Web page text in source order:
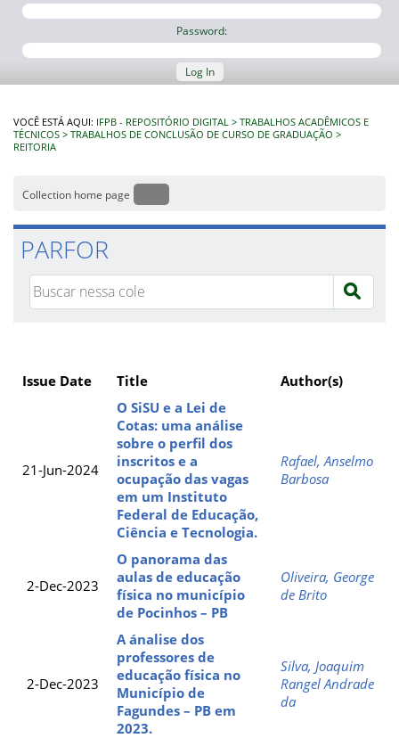
Password:
Log In
VOCÊ ESTÁ AQUI: IFPB - REPOSITÓRIO DIGITAL
TRABALHOS ACADÊMICOS E
TÉCNICOS
TRABALHOS DE CONCLUSÃO DE CURSO DE GRADUAÇÃO
REITORIA
Collection home page
PARFOR
Issue Date Title Author(s)
21-Jun-2024
O SiSU e a Lei de
Cotas: uma análise
sobre o perfil dos
inscritos e a
ocupação das vagas
em um Instituto
Federal de Educação,
Ciência e Tecnologia.
Rafael, Anselmo
Barbosa
2-Dec-2023
O panorama das
aulas de educação
física no município
de Pocinhos – PB
Oliveira, George
de Brito
2-Dec-2023
A ánalise dos
professores de
educação física no
Município de
Fagundes – PB em
2023.
Silva, Joaquim
Rangel Andrade
da